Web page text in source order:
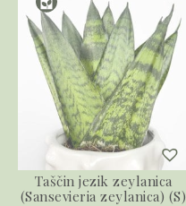
Taščin jezik zeylanica
(Sansevieria zeylanica) (S)